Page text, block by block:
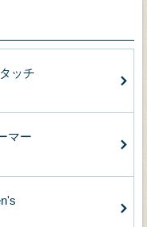
ッチ
マー